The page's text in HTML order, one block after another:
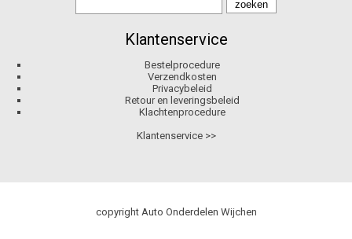
Klantenservice
Bestelprocedure
Verzendkosten
Privacybeleid
Retour en leveringsbeleid
Klachtenprocedure
Klantenservice >>
copyright Auto Onderdelen Wijchen